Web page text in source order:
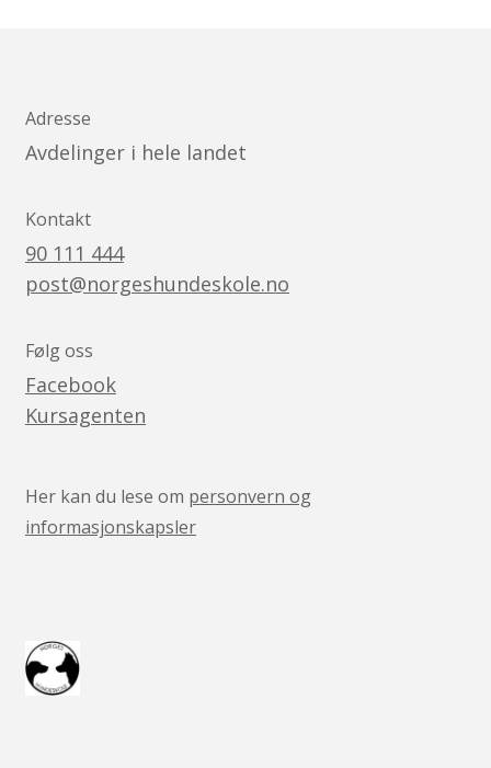
Adresse
Avdelinger i hele landet
Kontakt
90 111 444
post@norgeshundeskole.no
Følg oss
Facebook
Kursagenten
Her kan du lese om personvern og
informasjonskapsler